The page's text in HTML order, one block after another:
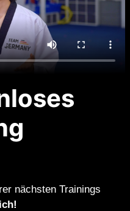
nächsten Trainings